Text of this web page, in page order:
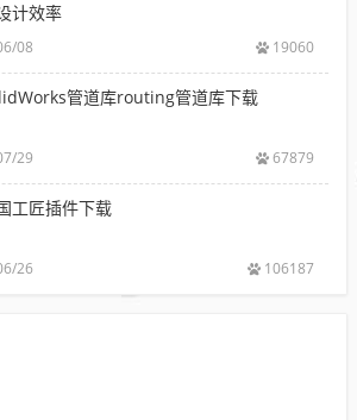
计效率
08 19060
管道库routing管道库下载
29 67879
工匠插件下载
26 106187